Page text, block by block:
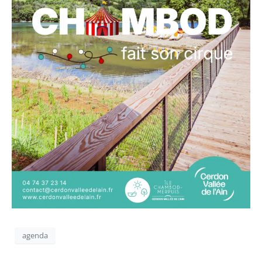
agenda